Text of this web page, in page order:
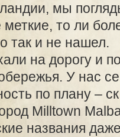
мы
то ли
так и не нашел.
на дорогу и
У нас
по плану –
Milltown
названия